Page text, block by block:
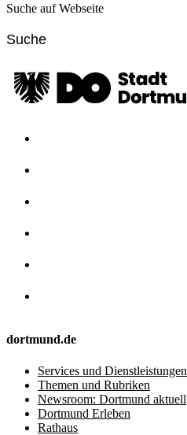
Suche auf Webseite
dortmund.de
Services und Dienstleistungen
Themen und Rubriken
Newsroom: Dortmund aktuell
Dortmund Erleben
Rathaus